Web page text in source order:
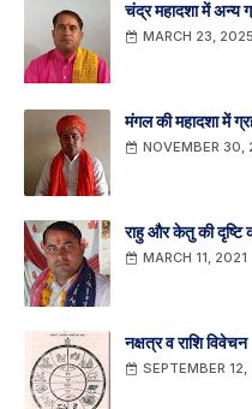
चंद्र महादशा में अन्य
MARCH 23, 2025
मंगल की महादशा में
NOVEMBER 30,
राहु और केतु की दृष्टि
MARCH 11, 2021
नक्षत्र व राशि विवेचन
SEPTEMBER